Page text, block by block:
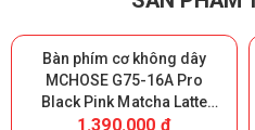
Bàn phím cơ không dây
MCHOSE G75-16A Pro
Black Pink Matcha Latte
Switch V2 - Triple Modes
1.390.000 đ